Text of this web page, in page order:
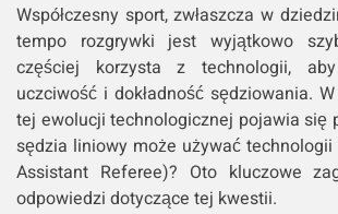
Współczesny sport, zwłaszcza w
tempo rozgrywki jest wyjątkowo
częściej korzysta z technologii,
uczciwość i dokładność sędziowania.
tej ewolucji technologicznej pojawia się
sędzia liniowy może używać technologii
Assistant Referee)? Oto kluczowe
odpowiedzi dotyczące tej kwestii.